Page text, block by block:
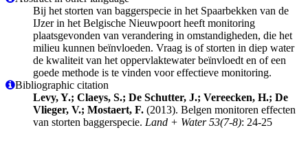
Bij het storten van baggerspecie in het Spaarbekken van de
IJzer in het Belgische Nieuwpoort heeft monitoring
plaatsgevonden van verandering in omstandigheden, die het
milieu kunnen beïnvloeden. Vraag is of storten in diep water
de kwaliteit van het oppervlaktewater beïnvloedt en of een
goede methode is te vinden voor effectieve monitoring.
Bibliographic citation
Levy, Y.; Claeys, S.; De Schutter, J.; Vereecken, H.; De
Vlieger, V.; Mostaert, F. (2013). Belgen monitoren effecten
van storten baggerspecie. Land + Water 53(7-8): 24-25